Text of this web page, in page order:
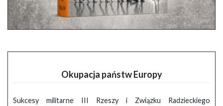
Okupacja państw Europy
Sukcesy militarne III Rzeszy i Związku Radzieckiego